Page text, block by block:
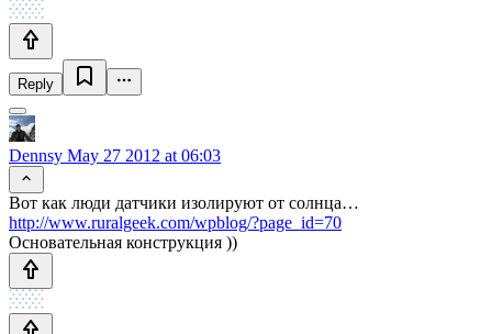
Reply
Dennsy May 27 2012 at 06:03
Вот как люди датчики изолируют от солнца…
http://www.ruralgeek.com/wpblog/?page_id=70
Основательная конструкция ))